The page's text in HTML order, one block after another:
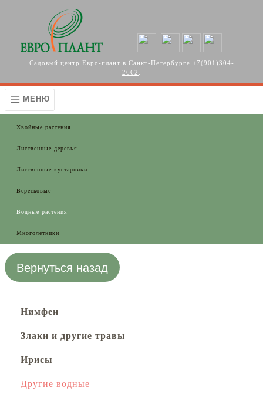
Перейти к основному содержанию
Садовый центр Евро-плант в Санкт-Петербурге +7(901)304-
2662
МЕНЮ
Хвойные растения
Лиственные деревья
Лиственные кустарники
Вересковые
Водные растения
Многолетники
Вернуться назад
Нимфеи
Злаки и другие травы
Ирисы
Другие водные